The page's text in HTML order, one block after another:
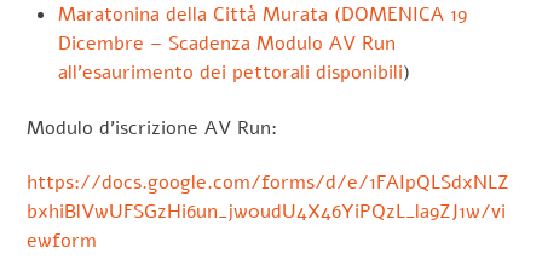
Maratonina della Città Murata (DOMENICA 19
Dicembre – Scadenza Modulo AV Run
all’esaurimento dei pettorali disponibili)
Modulo d’iscrizione AV Run:
https://docs.google.com/forms/d/e/1FAIpQLSdxNLZ
bxhiBlVwUFSGzHi6un_jw0udU4X46YiPQzL_la9ZJ1w/vi
ewform